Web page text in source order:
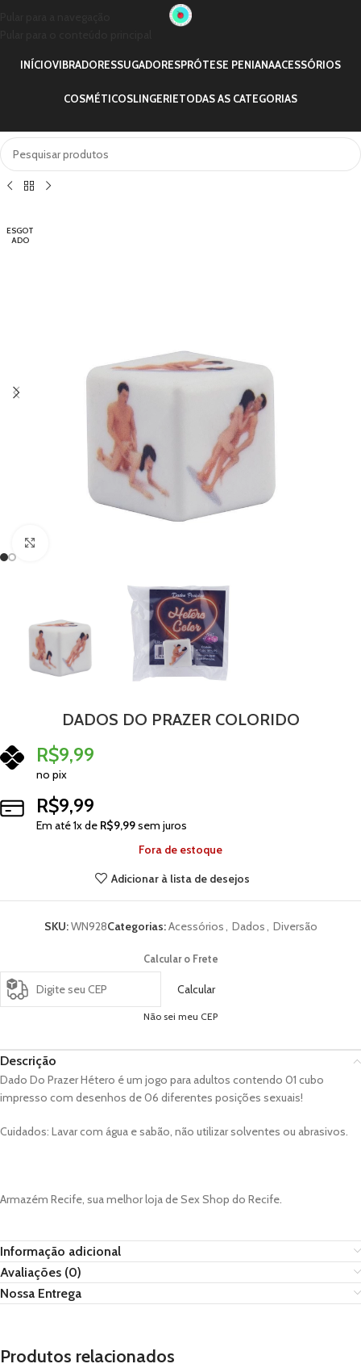
INÍCIOVIBRADORESSUGADORESPRÓTESE PENIANAACESSÓRIOS
COSMÉTICOSLINGERIETODAS AS CATEGORIAS
ESGOT
ADO
DADOS DO PRAZER COLORIDO
R$9,99
no pix
R$9,99
Em até1x de R$9,99sem juros
Fora de estoque
Adicionar à lista de desejos
SKU:WN928Categorias:Acessórios, Dados, Diversão
Calcular o Frete
Calcular
Não sei meu CEP
Descrição
Dado Do Prazer Hétero é um jogo para adultos contendo 01 cubo
impresso com desenhos de 06 diferentes posições sexuais!
Cuidados: Lavar com água e sabão, não utilizar solventes ou abrasivos.
Armazém Recife, sua melhor loja de Sex Shop do Recife.
Informação adicional
Avaliações (0)
Nossa Entrega
Produtos relacionados